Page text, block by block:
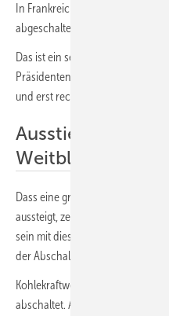
In Frankreich sind derzeit 26
abgeschaltet, weil sie mehr oder
Das ist ein sehr unangenehmes
Präsidenten im Elysee-Palast. In
und erst recht in Russland sieht
Ausstieg zeugt
Weitblick
Dass eine große Industrienation
aussteigt, zeugt von
sein mit dieser riskanten und
der Abschaltung längst nicht
Kohlekraftwerke erzeugen kein
abschaltet. Atomkraftwerke